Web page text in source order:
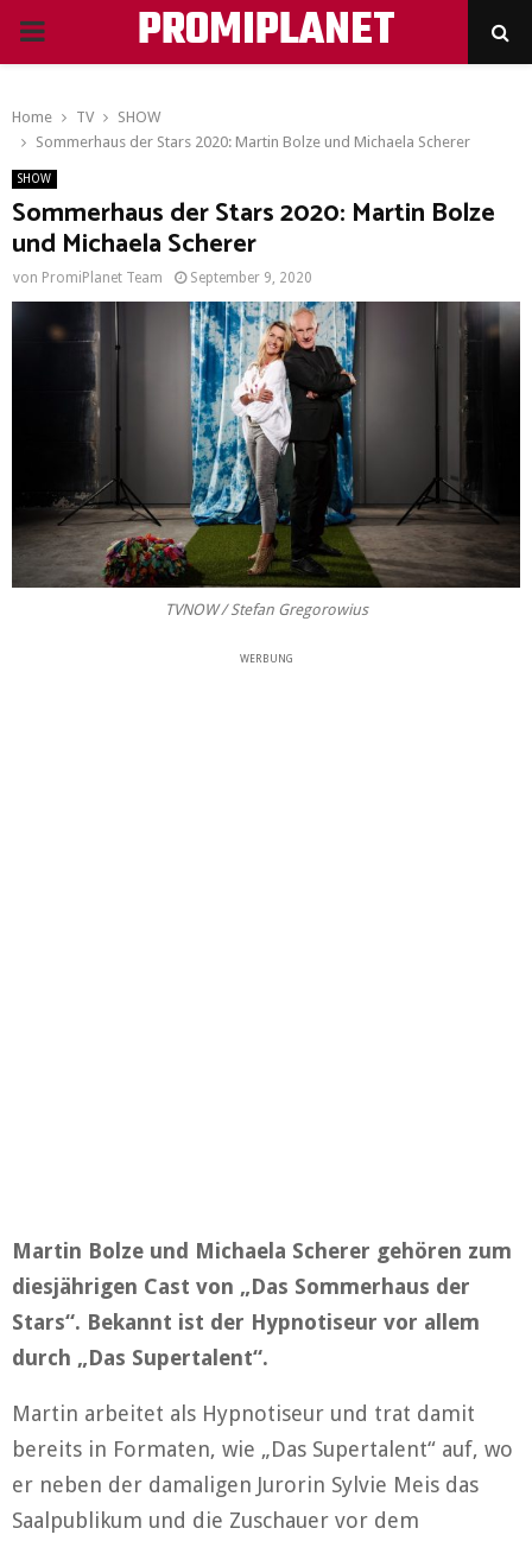
PRIMARY
PROMIPLANET
Home TV
SHOW
Sommerhaus der Stars 2020: Martin Bolze und Michaela Scherer
SHOW
Sommerhaus der Stars 2020: Martin Bolze
und Michaela Scherer
von PromiPlanet Team September 9, 2020
TVNOW / Stefan Gregorowius
WERBUNG
Martin Bolze und Michaela Scherer gehören zum
diesjährigen Cast von „Das Sommerhaus der
Stars“. Bekannt ist der Hypnotiseur vor allem
durch „Das Supertalent“.
Martin arbeitet als Hypnotiseur und trat damit
bereits in Formaten, wie „Das Supertalent“ auf, wo
er neben der damaligen Jurorin Sylvie Meis das
Saalpublikum und die Zuschauer vor dem